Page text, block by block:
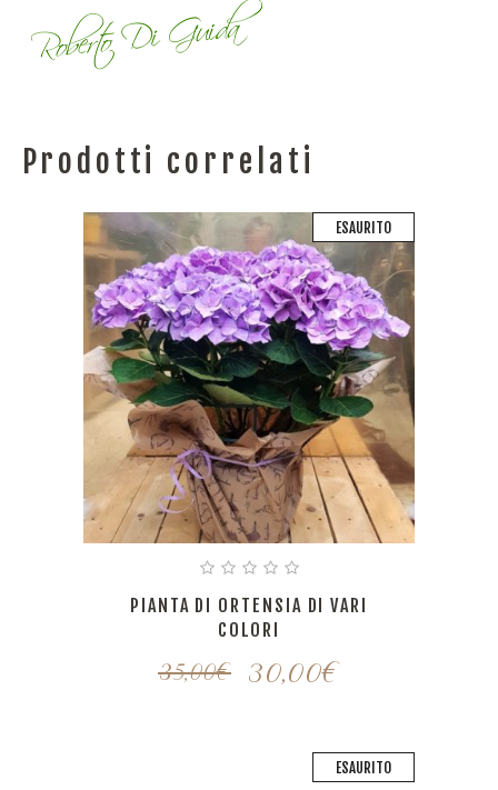
Prodotti correlati
ESAURITO
PIANTA DI ORTENSIA DI VARI
COLORI
35,00€ 30,00€
ESAURITO